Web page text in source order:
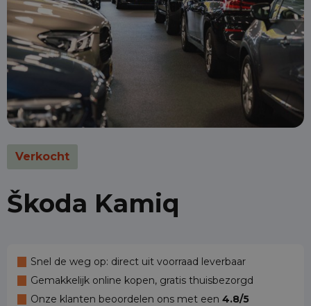
Verkocht
Škoda Kamiq
Snel de weg op: direct uit voorraad leverbaar
Gemakkelijk online kopen, gratis thuisbezorgd
Onze klanten beoordelen ons met een 4.8/5